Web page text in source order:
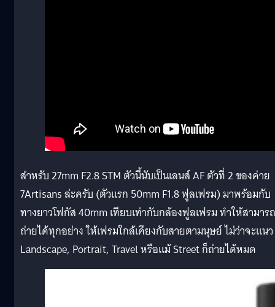
สำหรับ 27mm F2.8 STM ตัวนี้นับเป็นเลนส์ AF ตัวที่ 2 ของค่าย
7Artisans ล่ะครับ (ตัวแรก 50mm F1.8 ฟูลเฟรม) มาพร้อมกับ
ทางยาวโฟกัส 40mm เทียบเท่ากับกล้องฟูลเฟรม ทำให้สามารถ
ถ่ายได้ทุกอย่าง ให้เฟรมใกล้เคียงกับสายตามนุษย์ ไม่ว่าจะแนว
Landscape, Portrait, Travel หรือแม้ Street ก็ถ่ายได้หมด